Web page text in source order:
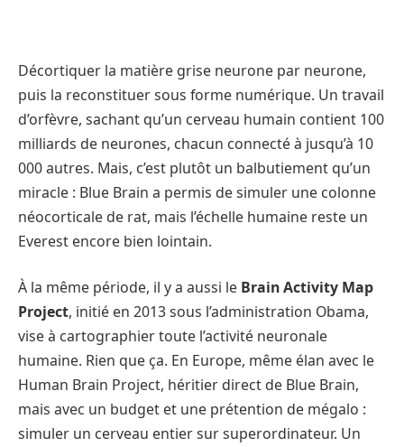
Décortiquer la matière grise neurone par neurone,
puis la reconstituer sous forme numérique. Un travail
d’orfèvre, sachant qu’un cerveau humain contient 100
milliards de neurones, chacun connecté à jusqu’à 10
000 autres. Mais, c’est plutôt un balbutiement qu’un
miracle : Blue Brain a permis de simuler une colonne
néocorticale de rat, mais l’échelle humaine reste un
Everest encore bien lointain.
À la même période, il y a aussi le Brain Activity Map
Project, initié en 2013 sous l’administration Obama,
vise à cartographier toute l’activité neuronale
humaine. Rien que ça. En Europe, même élan avec le
Human Brain Project, héritier direct de Blue Brain,
mais avec un budget et une prétention de mégalo :
simuler un cerveau entier sur superordinateur. Un